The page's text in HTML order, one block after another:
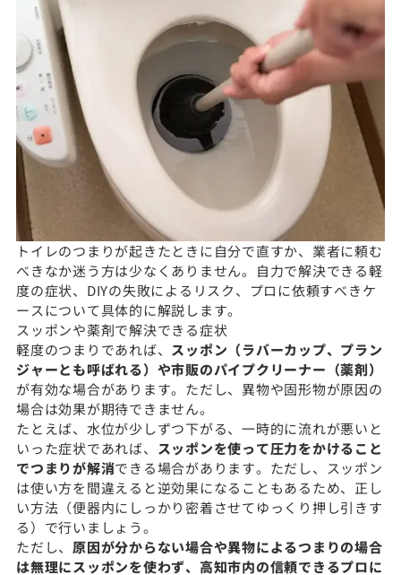
トイレのつまりが起きたときに自分で直すか、業者に頼む
べきなか迷う方は少なくありません。自力で解決できる軽
度の症状、DIYの失敗によるリスク、プロに依頼すべきケ
ースについて具体的に解説します。
スッポンや薬剤で解決できる症状
軽度のつまりであれば、 スッポン（ラバーカップ、プラン
ジャーとも呼ばれる）や市販のパイプクリーナー（薬剤）
が有効な場合があります。ただし、異物や固形物が原因の
場合は効果が期待できません。
たとえば、水位が少しずつ下がる、一時的に流れが悪いと
いった症状であれば、 スッポンを使って圧力をかけること
でつまりが解消できる場合があります。ただし、スッポン
は使い方を間違えると逆効果になることもあるため、正し
い方法（便器内にしっかり密着させてゆっくり押し引きす
る）で行いましょう。
ただし、 原因が分からない場合や異物によるつまりの場合
は無理にスッポンを使わず、高知市内の信頼できるプロに